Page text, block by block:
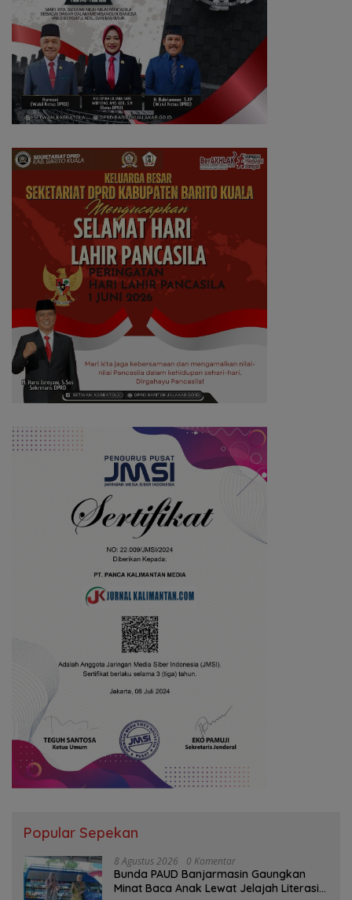
Popular Sepekan
8 Agustus 2026 0 Komentar
Bunda PAUD Banjarmasin Gaungkan
Minat Baca Anak Lewat Jelajah Literasi